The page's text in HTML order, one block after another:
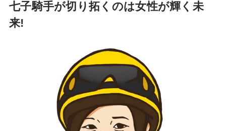
七子騎手が切り拓くのは女性が輝く未
来!